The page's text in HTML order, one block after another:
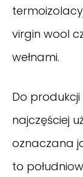
virgin wool
wełnami.
Do produkcji
najczęściej
oznaczana
to